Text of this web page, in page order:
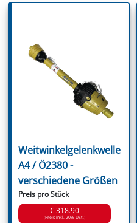
Weitwinkelgelenkwelle
A4 / Ö2380 -
verschiedene Größen
Preis pro Stück
€ 318.90
(Preis inkl. 20% USt.)